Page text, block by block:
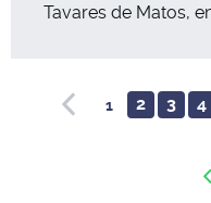
Tavares de Matos,
1 2 3 4